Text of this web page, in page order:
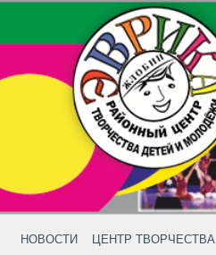
Skip to main content
НОВОСТИ ЦЕНТР ТВОРЧЕСТВА